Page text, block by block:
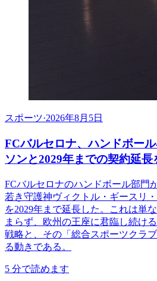
スポーツ·2026年8月5日
FCバルセロナ、ハンドボー
ソンと2029年までの契約延長
FCバルセロナのハンドボール部門
若き守護神ヴィクトル・ギースリ
を2029年まで延長した。これは単
まらず、欧州の王座に君臨し続け
戦略と、その「総合スポーツクラ
る動きである。
5 分で読めます